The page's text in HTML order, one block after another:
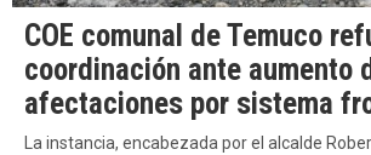
COE comunal de Temuco
coordinación ante aumento
afectaciones por sistema
La instancia, encabezada por el alcalde